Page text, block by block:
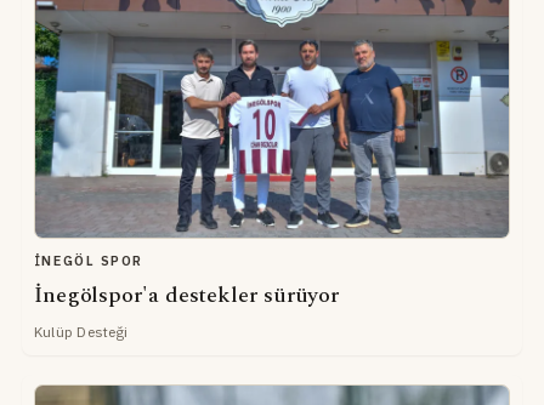
İNEGÖL SPOR
İnegölspor'a destekler sürüyor
Kulüp Desteği